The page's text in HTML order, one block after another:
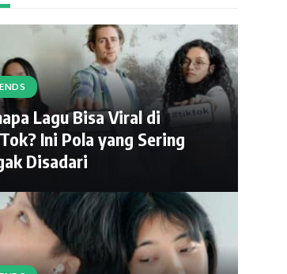
Lagu Bisa Viral di
Ini Pola yang Sering
Disadari